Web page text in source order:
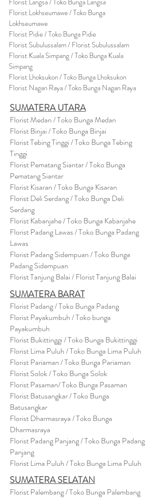
Florist Lokhseumawe / Toko Bunga
Lokhseumawe
Florist Pidie / Toko Bunga Pidie
Florist Subulussalam / Florist Subulussalam
Florist Kuala Simpang / Toko Bunga Kuala
Simpang
Florist Lhoksukon / Toko Bunga Lhoksukon
Florist Nagan Raya / Toko Bunga Nagan Raya
SUMATERA UTARA
Florist Medan / Toko Bunga Medan
Florist Binjai / Toko Bunga Binjai
Florist Tebing Tinggi / Toko Bunga Tebing
Tinggi
Florist Pematang Siantar / Toko Bunga
Pematang Siantar
Florist Kisaran / Toko Bunga Kisaran
Florist Deli Serdang / Toko Bunga Deli
Serdang
Florist Kabanjahe / Toko Bunga Kabanjahe
Florist Padang Lawas / Toko Bunga Padang
Lawas
Florist Padang Sidempuan / Toko Bunga
Padang Sidempuan
Florist Tanjung Balai / Florist Tanjung Balai
SUMATERA BARAT
Florist Padang / Toko Bunga Padang
Florist Payakumbuh / Toko bunga
Payakumbuh
Florist Bukittinggi / Toko Bunga Bukittinggi
Florist Lima Puluh / Toko Bunga Lima Puluh
Florist Pariaman / Toko Bunga Pariaman
Florist Solok / Toko Bunga Solok
Florist Pasaman/ Toko Bunga Pasaman
Florist Batusangkar / Toko Bunga
Batusangkar
Florist Dharmasraya / Toko Bunga
Dharmasraya
Florist Padang Panjang / Toko Bunga Padang
Panjang
Florist Lima Puluh / Toko Bunga Lima Puluh
SUMATERA SELATAN
Florist Palembang / Toko Bunga Palembang